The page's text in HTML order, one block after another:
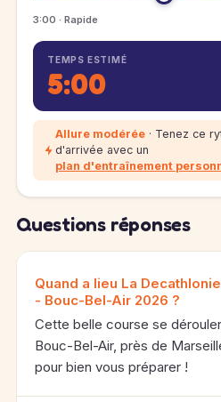
3:00 · Rapide
TEMPS ESTIMÉ
5:00
Allure modérée · Tenez ce
d'arrivée avec un
plan d'entraînement
Questions réponses
Quand a lieu La
- Bouc-Bel-Air 2026 ?
Cette belle course se
Bouc-Bel-Air, près de
pour bien vous préparer !